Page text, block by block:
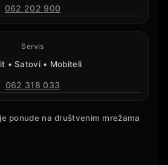
062 202 900
Servis
• Satovi • Mobiteli
062 318 033
ponude na društvenim mrežama